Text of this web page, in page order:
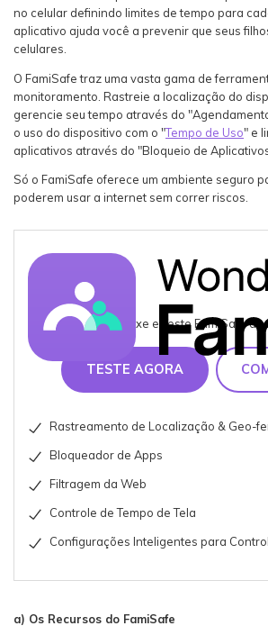
no celular definindo limites de tempo para
aplicativo ajuda você a prevenir que seus
celulares.
O FamiSafe traz uma vasta gama de
monitoramento. Rastreie a localização do
gerencie seu tempo através do
o uso do dispositivo com o "Tempo de Uso" e
aplicativos através do "Bloqueio de
Só o FamiSafe oferece um ambiente seguro
poderem usar a internet sem correr riscos.
Baixe e Teste FamiSafe
TESTE AGORA
Rastreamento de Localização & Geo-
Bloqueador de Apps
Filtragem da Web
Controle de Tempo de Tela
Configurações Inteligentes para
a) Os Recursos do FamiSafe